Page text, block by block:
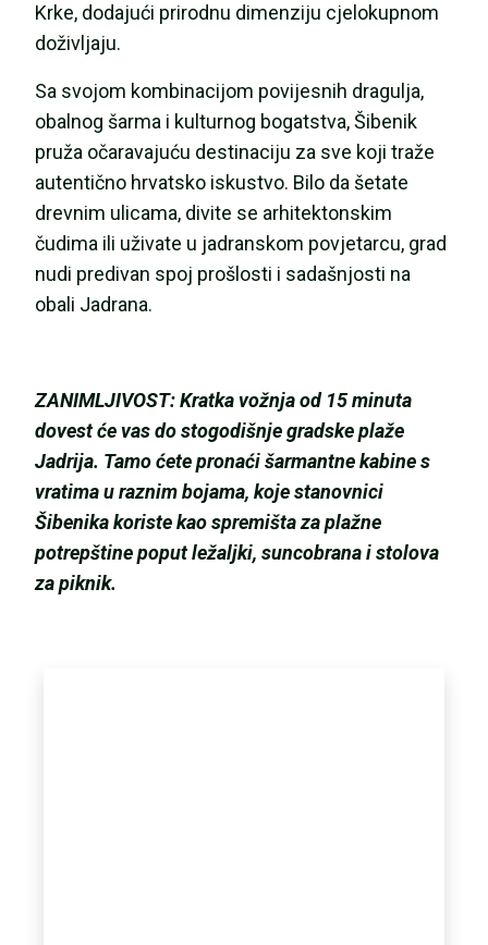
Krke, dodajući prirodnu dimenziju cjelokupnom
doživljaju.
Sa svojom kombinacijom povijesnih dragulja,
obalnog šarma i kulturnog bogatstva, Šibenik
pruža očaravajuću destinaciju za sve koji traže
autentično hrvatsko iskustvo. Bilo da šetate
drevnim ulicama, divite se arhitektonskim
čudima ili uživate u jadranskom povjetarcu, grad
nudi predivan spoj prošlosti i sadašnjosti na
obali Jadrana.
ZANIMLJIVOST: Kratka vožnja od 15 minuta
dovest će vas do stogodišnje gradske plaže
Jadrija. Tamo ćete pronaći šarmantne kabine s
vratima u raznim bojama, koje stanovnici
Šibenika koriste kao spremišta za plažne
potrepštine poput ležaljki, suncobrana i stolova
za piknik.